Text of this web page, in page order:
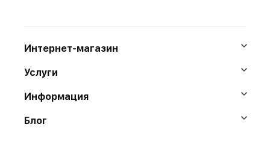
Интернет-магазин
Услуги
Информация
Блог